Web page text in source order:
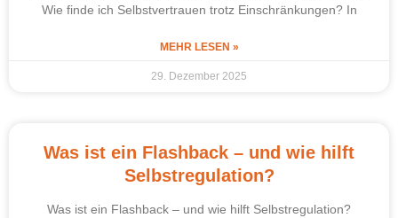
Wie finde ich Selbstvertrauen trotz Einschränkungen? In
MEHR LESEN »
29. Dezember 2025
Was ist ein Flashback – und wie hilft
Selbstregulation?
Was ist ein Flashback – und wie hilft Selbstregulation?